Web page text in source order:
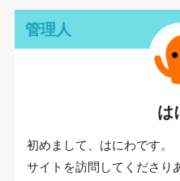
管理人
は
初めまして、はにわです。
サイトを訪問してくださり